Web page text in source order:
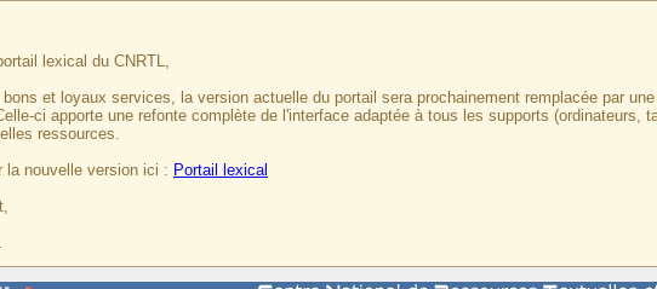
lexical du CNRTL,
et loyaux services, la version actuelle du portail sera prochainement remplacée par
ci apporte une refonte complète de l'interface adaptée à tous les supports (ordinateurs,
ressources.
la nouvelle version ici : Portail lexical